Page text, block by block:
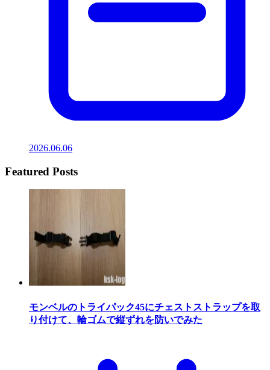
2026.06.06
Featured Posts
モンベルのトライパック45にチェストストラップを取
り付けて、輪ゴムで縦ずれを防いでみた